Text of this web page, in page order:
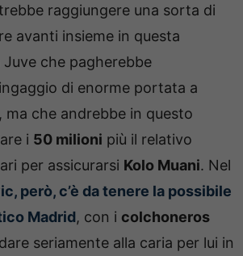
raggiungere una sorta di
avanti insieme in questa
che pagherebbe
di enorme portata a
ma che andrebbe in questo
i 50 milioni più il relativo
per assicurarsi Kolo Muani. Nel
però, c’è da tenere la possibile
Madrid, con i colchoneros
seriamente alla caria per lui in